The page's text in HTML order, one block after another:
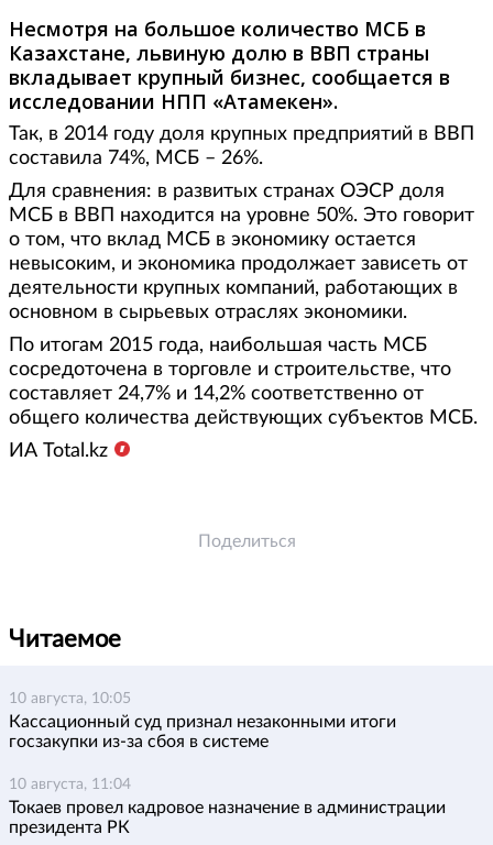
Несмотря на большое количество МСБ в
Казахстане, львиную долю в ВВП страны
вкладывает крупный бизнес, сообщается в
исследовании НПП «Атамекен».
Так, в 2014 году доля крупных предприятий в ВВП
составила 74%, МСБ – 26%.
Для сравнения: в развитых странах ОЭСР доля
МСБ в ВВП находится на уровне 50%. Это говорит
о том, что вклад МСБ в экономику остается
невысоким, и экономика продолжает зависеть от
деятельности крупных компаний, работающих в
основном в сырьевых отраслях экономики.
По итогам 2015 года, наибольшая часть МСБ
сосредоточена в торговле и строительстве, что
составляет 24,7% и 14,2% соответственно от
общего количества действующих субъектов МСБ.
ИА Total.kz
Поделиться
Читаемое
10 августа, 10:05
Кассационный суд признал незаконными итоги
госзакупки из-за сбоя в системе
10 августа, 11:04
Токаев провел кадровое назначение в администрации
президента РК